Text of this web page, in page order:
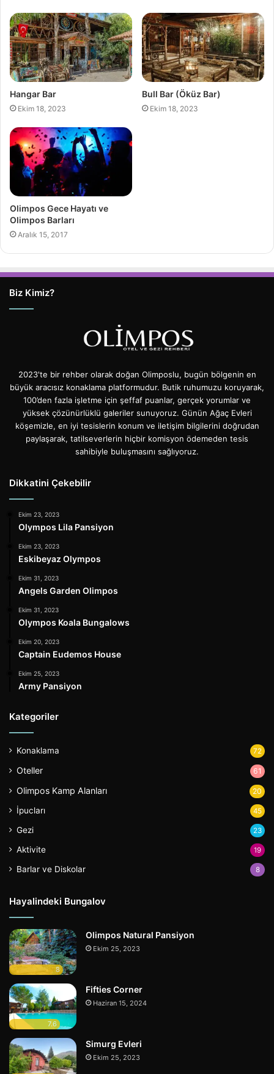
Hangar Bar
Ekim 18, 2023
Bull Bar (Öküz Bar)
Ekim 18, 2023
Olimpos Gece Hayatı ve
Olimpos Barları
Aralık 15, 2017
Biz Kimiz?
2023'te bir rehber olarak doğan Olimposlu, bugün bölgenin en
büyük aracısız konaklama platformudur. Butik ruhumuzu koruyarak,
100’den fazla işletme için şeffaf puanlar, gerçek yorumlar ve
yüksek çözünürlüklü galeriler sunuyoruz. Günün Ağaç Evleri
köşemizle, en iyi tesislerin konum ve iletişim bilgilerini doğrudan
paylaşarak, tatilseverlerin hiçbir komisyon ödemeden tesis
sahibiyle buluşmasını sağlıyoruz.
Dikkatini Çekebilir
Ekim 23, 2023
Olympos Lila Pansiyon
Ekim 23, 2023
Eskibeyaz Olympos
Ekim 31, 2023
Angels Garden Olimpos
Ekim 31, 2023
Olympos Koala Bungalows
Ekim 20, 2023
Captain Eudemos House
Ekim 25, 2023
Army Pansiyon
Kategoriler
Konaklama 72
Oteller 61
Olimpos Kamp Alanları 20
İpucları 45
Gezi 23
Aktivite 19
Barlar ve Diskolar 8
Hayalindeki Bungalov
8
Olimpos Natural Pansiyon
Ekim 25, 2023
7.6
Fifties Corner
Haziran 15, 2024
Simurg Evleri
Ekim 25, 2023